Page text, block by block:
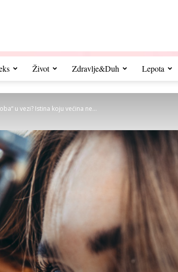
Život Zdravlje&Duh Lepota
u vezi? Istina koju većina ne...